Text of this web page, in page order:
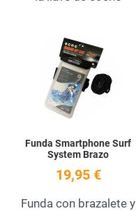
Funda Smartphone Surf
System Brazo
19,95 €
Funda con brazalete y